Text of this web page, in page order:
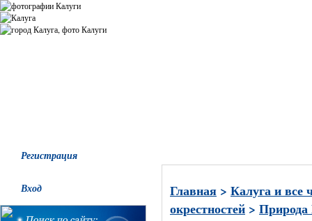
Регистрация
Вход Главная > Калуга и все
окрестностей > Природа